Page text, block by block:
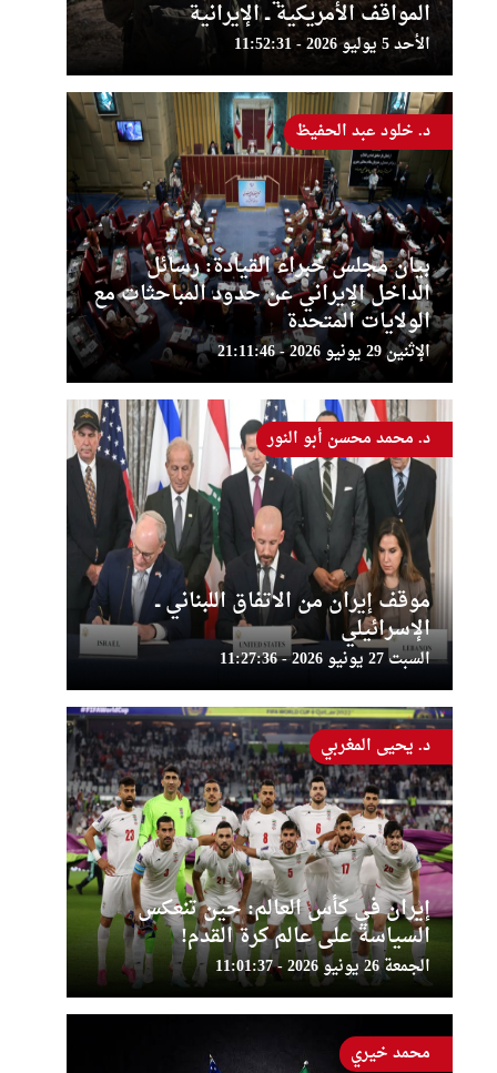
المواقف الأمريكية ــ الإيرانية
الأحد 5 يوليو 2026 - 11:52:31
بيان مجلس خبراء القيادة: رسائل
الداخل الإيراني عن حدود المباحثات مع
الولايات المتحدة
الإثنين 29 يونيو 2026 - 21:11:46
د. خلود عبد الحفيظ
موقف إيران من الاتفاق اللبناني ــ
الإسرائيلي
السبت 27 يونيو 2026 - 11:27:36
د. محمد محسن أبو النور
إيران في كأس العالم: حين تنعكس
السياسة على عالم كرة القدم!
الجمعة 26 يونيو 2026 - 11:01:37
د. يحيى المغربي
محمد خيري